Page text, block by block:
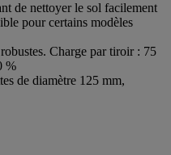
de nettoyer le sol facilement
pour certains modèles
Charge par tiroir : 75
%
de diamètre 125 mm,